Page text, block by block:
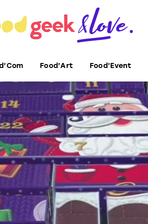
Food’Art Food’Event